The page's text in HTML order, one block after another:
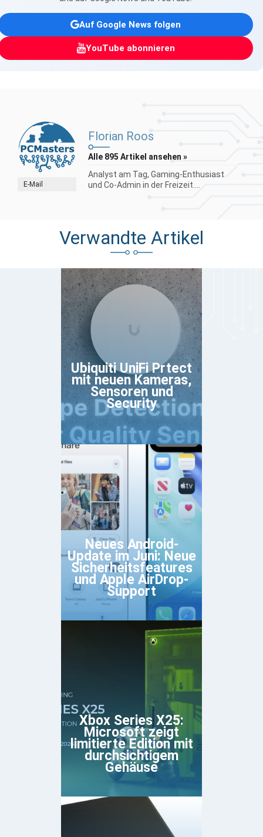
Auf Google News folgen
YouTube abonnieren
E-Mail
Florian Roos
Alle 895 Artikel ansehen »
Analyst am Tag, Gaming-Enthusiast
und Co-Admin in der Freizeit....
Verwandte Artikel
Ubiquiti UniFi Prtect
mit neuen Kameras,
Sensoren und
Security
Neues Android-
Update im Juni: Neue
Sicherheitsfeatures
und Apple AirDrop-
Support
Xbox Series X25:
Microsoft zeigt
limitierte Edition mit
durchsichtigem
Gehäuse